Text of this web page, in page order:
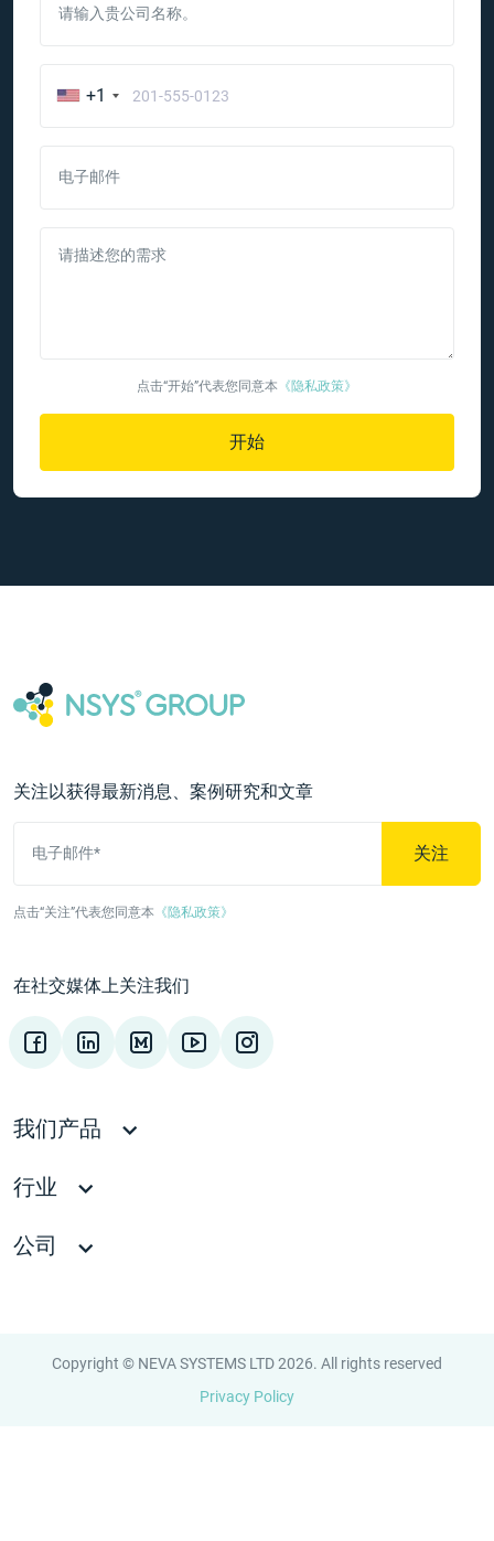
请输入贵公司名称。
+1
电子邮件
请描述您的需求
点击“开始”代表您同意本 《隐私政策》
开始
关注以获得最新消息、案例研究和文章
电子邮件* 关注
点击“关注”代表您同意本 《隐私政策》
在社交媒体上关注我们
我们产品
行业
公司
Copyright © NEVA SYSTEMS LTD 2026. All rights reserved
Privacy Policy